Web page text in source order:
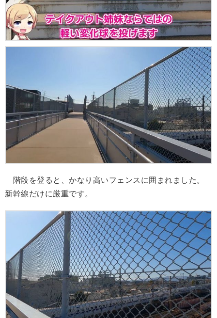
階段を登ると、かなり高いフェンスに囲まれました。
新幹線だけに厳重です。